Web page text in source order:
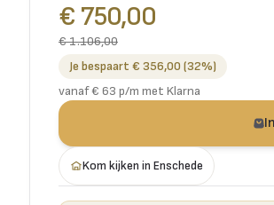
€ 750,00
€ 1.106,00
Je bespaart € 356,00 (32%)
vanaf € 63 p/m met Klarna
Kom kijken in Enschede